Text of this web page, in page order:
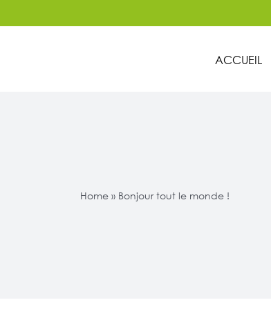
ACCUEIL
Home » Bonjour tout le monde !